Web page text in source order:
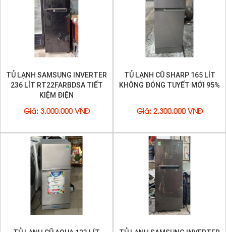
TỦ LẠNH SAMSUNG INVERTER
236 LÍT RT22FARBDSA TIẾT
KIỆM ĐIỆN
Giá : 3.000.000 VNĐ
TỦ LẠNH CŨ SHARP 165 LÍT
KHÔNG ĐÓNG TUYẾT MỚI 95%
Giá : 2.300.000 VNĐ